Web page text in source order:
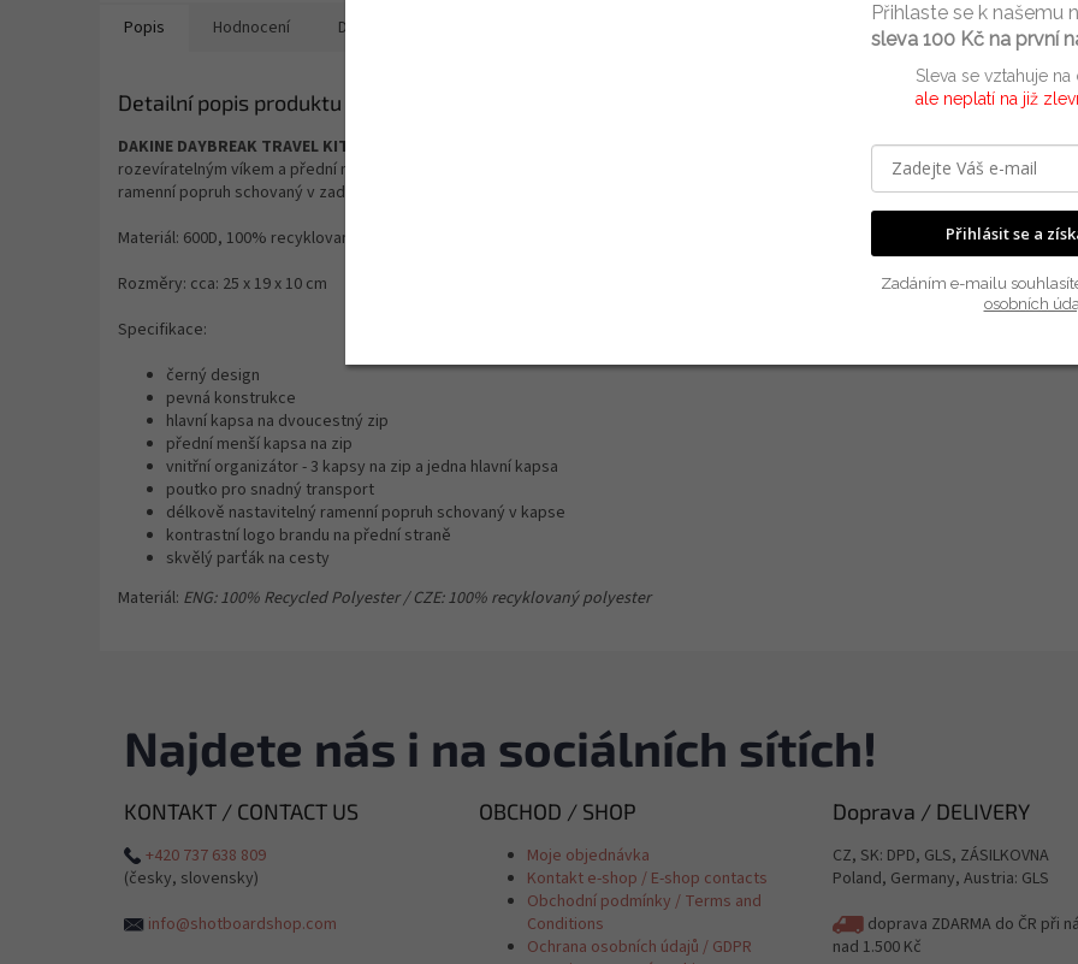
Popis Hodnocení Diskuze
Detailní popis produktu
DAKINE DAYBREAK TRAVEL KIT BLACK
je skvělým společníkem na cesty. Hlavní kapsa na dvoucestný zip se široce
rozevíratelným víkem a přední menší kapsou na zip. Pevná konstukce, poutko pro snadný transport a délkově nastavitelný
ramenní popruh schovaný v zadní kapse. Tato stylová pecka nesmí chybět ani Tobě! Veř že budeš nad míru spokojen!
Materiál: 600D, 100% recyklovaný polyester
Rozměry: cca: 25 x 19 x 10 cm
Specifikace:
černý design
pevná konstrukce
hlavní kapsa na dvoucestný zip
přední menší kapsa na zip
vnitřní organizátor - 3 kapsy na zip a jedna hlavní kapsa
poutko pro snadný transport
délkově nastavitelný ramenní popruh schovaný v kapse
kontrastní logo brandu na přední straně
skvělý parťák na cesty
Materiál: ENG: 100% Recycled Polyester / CZE: 100% recyklovaný polyester
EAN
Najdete nás i na sociálních sítích!
KONTAKT / CONTACT US
+420 737 638 809
(česky, slovensky)
info@shotboardshop.com
OBCHOD / SHOP
Moje objednávka
Kontakt e-shop / E-shop contacts
Obchodní podmínky / Terms and
Conditions
Ochrana osobních údajů / GDPR
Doprava / DELIVERY
CZ, SK: DPD, GLS, ZÁSILKOVNA
Poland, Germany, Austria: GLS
doprava ZDARMA do ČR při
nad 1.500 Kč
Přihlaste se k našemu
sleva 100 Kč na první
Sleva se vztahuje na
ale neplatí na již
Přihlásit se a
Zadáním e-mailu
osobních